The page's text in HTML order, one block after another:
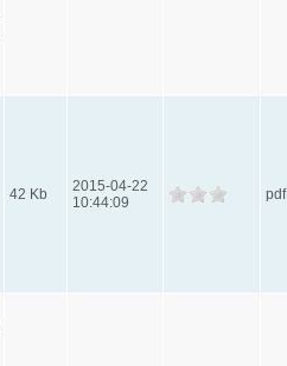
42 Kb
2015-04-22
10:44:09
pdf